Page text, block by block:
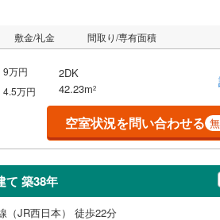
敷金/礼金 間取り/専有面積
9万円
4.5万円
2DK
42.23m2
空室状況を問い合わせる
て 築38年
（JR西日本） 徒歩22分